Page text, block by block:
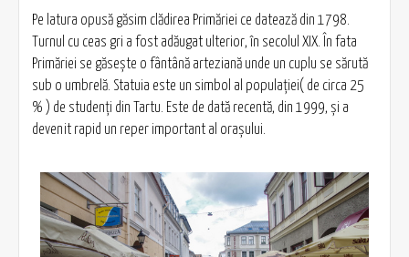
Pe latura opusă găsim clădirea Primăriei ce datează din 1798.
Turnul cu ceas gri a fost adăugat ulterior, în secolul XIX. În fata
Primăriei se găseşte o fântână arteziană unde un cuplu se sărută
sub o umbrelă. Statuia este un simbol al populaţiei( de circa 25
% ) de studenţi din Tartu. Este de dată recentă, din 1999, şi a
devenit rapid un reper important al oraşului.